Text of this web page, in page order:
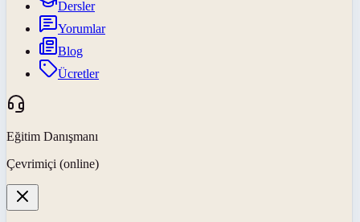
Dersler
Yorumlar
Blog
Ücretler
Eğitim Danışmanı
Çevrimiçi (online)